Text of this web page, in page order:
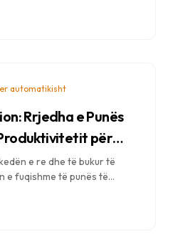
për të bërë më shumë
automatikisht
Rrjedha e Punës
për
e re dhe të bukur të
e fuqishme të punës të
dhe frymëzon veprimin e